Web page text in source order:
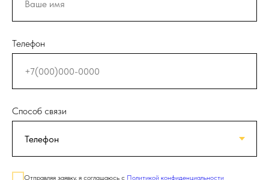
Телефон
Способ связи
Отправляя заявку, я соглашаюсь с Политикой конфиденциальности